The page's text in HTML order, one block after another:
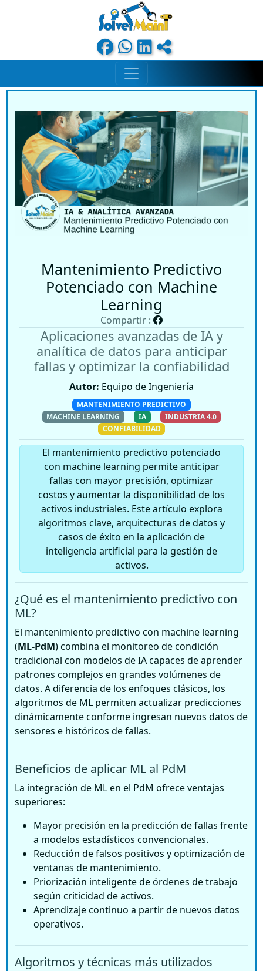
Mantenimiento Predictivo
Potenciado con Machine
Learning
Compartir :
Aplicaciones avanzadas de IA y
analítica de datos para anticipar
fallas y optimizar la confiabilidad
Autor: Equipo de Ingeniería
MANTENIMIENTO PREDICTIVO
MACHINE LEARNING
IA
INDUSTRIA 4.0
CONFIABILIDAD
El mantenimiento predictivo potenciado
con machine learning permite anticipar
fallas con mayor precisión, optimizar
costos y aumentar la disponibilidad de los
activos industriales. Este artículo explora
algoritmos clave, arquitecturas de datos y
casos de éxito en la aplicación de
inteligencia artificial para la gestión de
activos.
¿Qué es el mantenimiento predictivo con
ML?
El mantenimiento predictivo con machine learning
(ML-PdM) combina el monitoreo de condición
tradicional con modelos de IA capaces de aprender
patrones complejos en grandes volúmenes de
datos. A diferencia de los enfoques clásicos, los
algoritmos de ML permiten actualizar predicciones
dinámicamente conforme ingresan nuevos datos de
sensores e históricos de fallas.
Beneficios de aplicar ML al PdM
La integración de ML en el PdM ofrece ventajas
superiores:
Mayor precisión en la predicción de fallas frente
a modelos estadísticos convencionales.
Reducción de falsos positivos y optimización de
ventanas de mantenimiento.
Priorización inteligente de órdenes de trabajo
según criticidad de activos.
Aprendizaje continuo a partir de nuevos datos
operativos.
Algoritmos y técnicas más utilizados